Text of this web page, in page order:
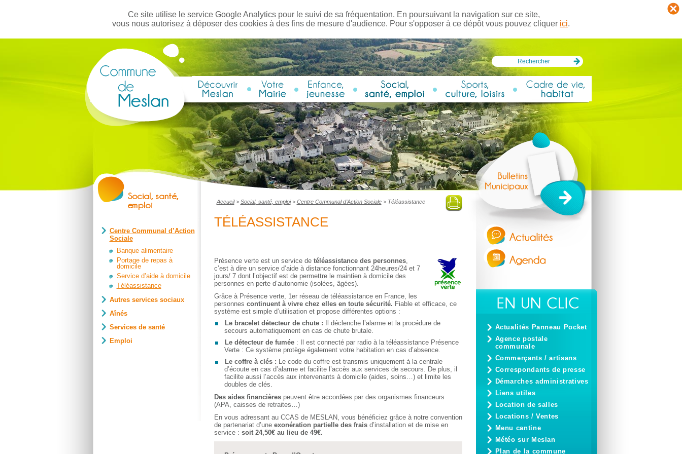
Ce site utilise le service Google Analytics pour le suivi de sa fréquentation. En poursuivant la navigation sur ce site,
vous nous autorisez à déposer des cookies à des fins de mesure d'audience. Pour s'opposer à ce dépôt vous pouvez cliquer ici.
Centre Communal d’Action
Sociale
Banque alimentaire
Portage de repas à
domicile
Service d’aide à domicile
Téléassistance
Autres services sociaux
Aînés
Services de santé
Emploi
Accueil> Social, santé, emploi> Centre Communal d’Action Sociale> Téléassistance
TÉLÉASSISTANCE
Présence verte est un service de téléassistance des personnes,
c’est à dire un service d’aide à distance fonctionnant 24heures/24 et 7
jours/ 7 dont l’objectif est de permettre le maintien à domicile des
personnes en perte d’autonomie (isolées, âgées).
Grâce à Présence verte, 1er réseau de téléassistance en France, les
personnes continuent à vivre chez elles en toute sécurité. Fiable et efficace, ce
système est simple d’utilisation et propose différentes options :
Le bracelet détecteur de chute : Il déclenche l’alarme et la procédure de
secours automatiquement en cas de chute brutale.
Le détecteur de fumée: Il est connecté par radio à la téléassistance Présence
Verte : Ce système protège également votre habitation en cas d’absence.
Le coffre à clés : Le code du coffre est transmis uniquement à la centrale
d’écoute en cas d’alarme et facilite l’accès aux services de secours. De plus, il
facilite aussi l’accès aux intervenants à domicile (aides, soins…) et limite les
doubles de clés.
Des aides financières peuvent être accordées par des organismes financeurs
(APA, caisses de retraites…)
En vous adressant au CCAS de MESLAN, vous bénéficiez grâce à notre convention
de partenariat d’une exonération partielle des fraisd’installation et de mise en
service : soit 24,50€ au lieu de 49€.
Actualités Panneau Pocket
Agence postale
communale
Commerçants / artisans
Correspondants de presse
Démarches administratives
Liens utiles
Location de salles
Locations / Ventes
Menu cantine
Météo sur Meslan
Plan de la commune